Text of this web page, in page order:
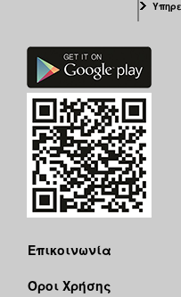
Επικοινωνία
Όροι Χρήσης